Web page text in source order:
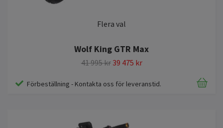
Flera val
Wolf King GTR Max
41 995 kr 39 475 kr
Förbeställning - Kontakta oss för leveranstid.